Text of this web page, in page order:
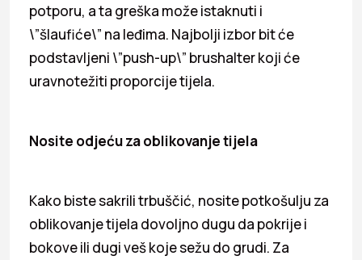
potporu, a ta greška može istaknuti i
\”šlaufiće\” na leđima. Najbolji izbor bit će
podstavljeni \”push-up\” brushalter koji će
uravnotežiti proporcije tijela.
Nosite odjeću za oblikovanje tijela
Kako biste sakrili trbuščić, nosite potkošulju za
oblikovanje tijela dovoljno dugu da pokrije i
bokove ili dugi veš koje sežu do grudi. Za